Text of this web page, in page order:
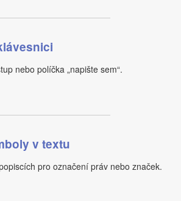
nebo políčka „napište sem“.
v textu
pro označení práv nebo značek.